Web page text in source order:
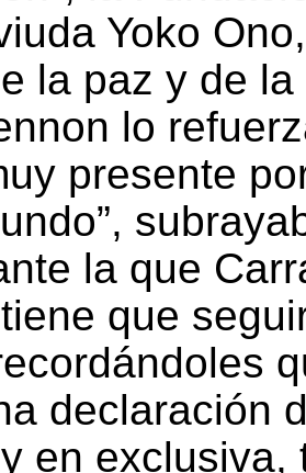
Yoko
la paz y de
lo
presente
la que
que
declaración
en